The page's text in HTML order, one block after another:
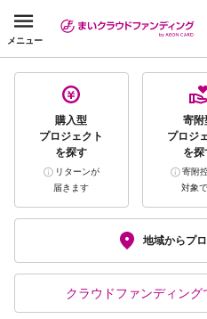
メニュー
購入型
プロジェクト
を探す
リターンが
届きます
寄附
プロジ
を探
寄附
対象
地域からプ
クラウドファンディング